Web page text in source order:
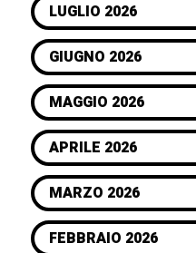
LUGLIO 2026
GIUGNO 2026
MAGGIO 2026
APRILE 2026
MARZO 2026
FEBBRAIO 2026